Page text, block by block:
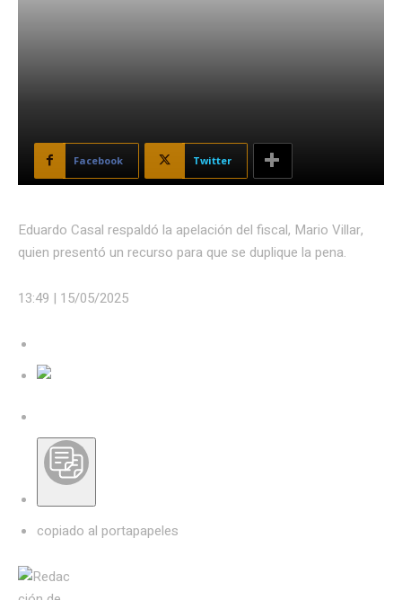
Facebook Twitter
Eduardo Casal respaldó la apelación del fiscal, Mario Villar,
quien presentó un recurso para que se duplique la pena.
13:49 | 15/05/2025
copiado al portapapeles